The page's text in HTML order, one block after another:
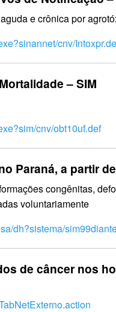
e crônica por
cnv/
– SIM
cnv/obt10uf.def
Paraná, a partir
congênitas,
voluntariamente
dh?sistema/
de câncer nos